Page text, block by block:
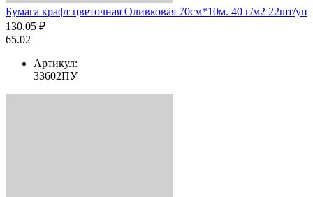
Бумага крафт цветочная Оливковая 70см*10м. 40 г/м2 22шт/уп
130.05 ₽
65.02
Артикул:
33602ПУ